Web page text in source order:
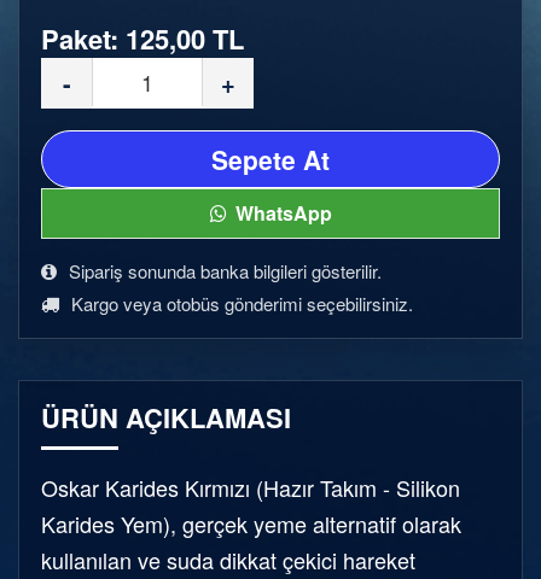
Paket: 125,00 TL
- +
Sepete At
WhatsApp
Sipariş sonunda banka bilgileri gösterilir.
Kargo veya otobüs gönderimi seçebilirsiniz.
ÜRÜN AÇIKLAMASI
Oskar Karides Kırmızı (Hazır Takım - Silikon
Karides Yem), gerçek yeme alternatif olarak
kullanılan ve suda dikkat çekici hareket